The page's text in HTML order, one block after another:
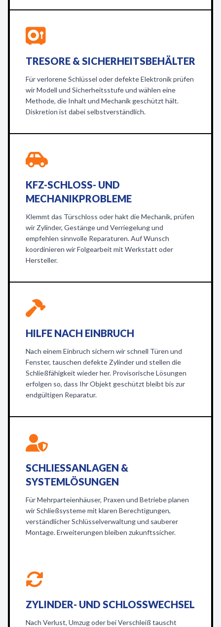
TRESORE & SICHERHEITSBEHÄLTER
Für verlorene Schlüssel oder defekte Elektronik prüfen
wir Modell und Sicherheitsstufe und wählen eine
Methode, die Inhalt und Mechanik geschützt hält.
Diskretion ist dabei selbstverständlich.
KFZ-SCHLOSS- UND
MECHANIKPROBLEME
Klemmt das Türschloss oder hakt die Mechanik, prüfen
wir Zylinder, Gestänge und Verriegelung und
empfehlen sinnvolle Reparaturen. Auf Wunsch
koordinieren wir Folgearbeit mit Werkstatt oder
Hersteller.
HILFE NACH EINBRUCH
Nach einem Einbruch sichern wir schnell Türen und
Fenster, tauschen defekte Zylinder und stellen die
Schließfähigkeit wieder her. Provisorische Lösungen
erfolgen so, dass Ihr Objekt geschützt bleibt bis zur
endgültigen Reparatur.
SCHLIESSANLAGEN & S
YSTEMLÖSUNGEN
Für Mehrparteienhäuser, Praxen und Betriebe planen
wir Schließsysteme mit klaren Berechtigungen,
verständlicher Schlüsselverwaltung und sauberer
Montage. Erweiterungen bleiben zukunftssicher.
ZYLINDER- UND SCHLOSSWECHSEL
Nach Verlust, Umzug oder bei Verschleiß tauscht